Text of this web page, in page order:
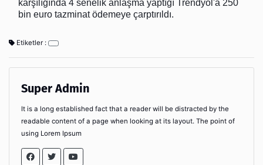
karşılığında 4 senelik anlaşma yaptığı Trendyol'a 250
bin euro tazminat ödemeye çarptırıldı.
Etiketler :
Super Admin
It is a long established fact that a reader will be distracted by the
readable content of a page when looking at its layout. The point of
using Lorem Ipsum